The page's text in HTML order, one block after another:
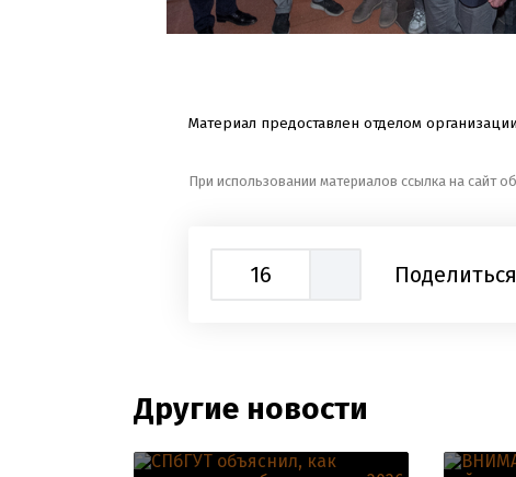
Материал предоставлен отделом
При использовании материалов ссылка на сайт
16
Другие новости